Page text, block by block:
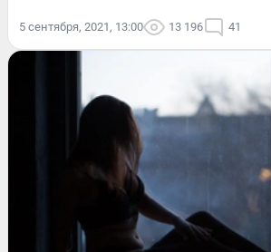
5 сентября, 2021, 13:00 13 196 41